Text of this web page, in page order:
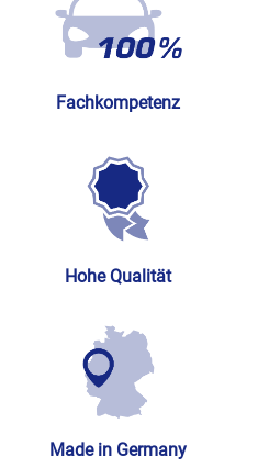
Fachkompetenz
Hohe Qualität
Made in Germany